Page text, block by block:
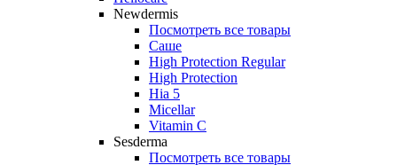
Newdermis
Посмотреть все товары
Саше
High Protection Regular
High Protection
Hia 5
Micellar
Vitamin C
Sesderma
Посмотреть все товары